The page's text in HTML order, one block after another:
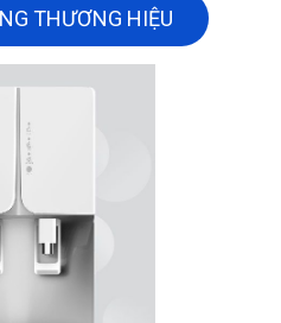
THƯƠNG HIỆU